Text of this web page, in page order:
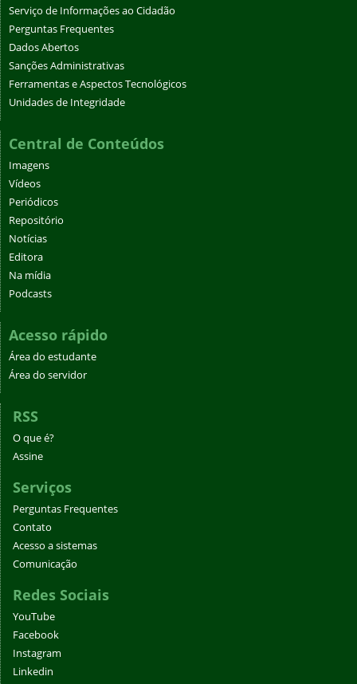
Serviço de Informações ao Cidadão
Perguntas Frequentes
Dados Abertos
Sanções Administrativas
Ferramentas e Aspectos Tecnológicos
Unidades de Integridade
Central de Conteúdos
Imagens
Vídeos
Periódicos
Repositório
Notícias
Editora
Na mídia
Podcasts
Acesso rápido
Área do estudante
Área do servidor
RSS
O que é?
Assine
Serviços
Perguntas Frequentes
Contato
Acesso a sistemas
Comunicação
Redes Sociais
YouTube
Facebook
Instagram
Linkedin